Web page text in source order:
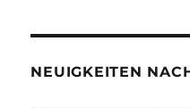
NEUIGKEITEN